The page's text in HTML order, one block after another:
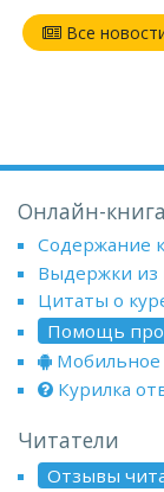
Все
Онлайн-книга
Содержание
Выдержки из
Цитаты о
Помощь
Курилка
Читатели
Отзывы